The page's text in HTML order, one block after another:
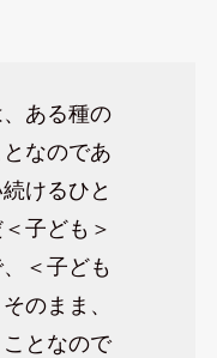
ある種の
なのであ
けるひと
子ども＞
＜子ども
のまま、
となので